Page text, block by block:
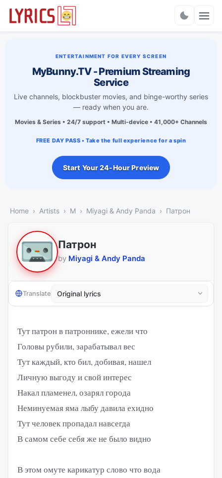
ENTERTAINMENT FOR EVERY SCREEN
MyBunny.TV - Premium Streaming
Service
Live channels, blockbuster movies, and binge-worthy series
— ready when you are.
Movies & Series • 24/7 support • Multi-device • 41,000+ Channels
FREE DAY PASS • Take the full experience for a spin
Start Your 24-Hour Preview
Home Artists M Miyagi & Andy Panda Патрон
Патрон
by Miyagi & Andy Panda
Translate
Тут патрон в патроннике, ежели что
Головы рубили, зарабатывал вес
Тут каждый, кто бил, добивая, нашел
Личную выгоду и свой интерес
Накал пламенел, озарял города
Неминуемая яма лыбу давила ехидно
Тут человек пропадал навсегда
В самом себе себя же не было видно
В этом омуте карикатур слово что вода